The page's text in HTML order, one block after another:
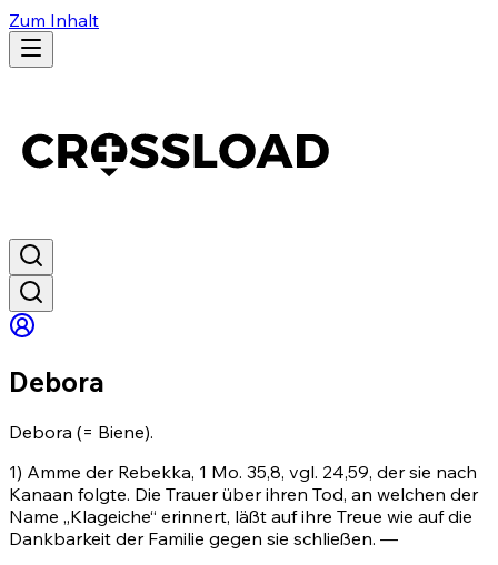
Zum Inhalt
Debora
Debora (= Biene).
1) Amme der Rebekka, 1 Mo. 35,8, vgl. 24,59, der sie nach
Kanaan folgte. Die Trauer über ihren Tod, an welchen der
Name „Klageiche“ erinnert, läßt auf ihre Treue wie auf die
Dankbarkeit der Familie gegen sie schließen. —